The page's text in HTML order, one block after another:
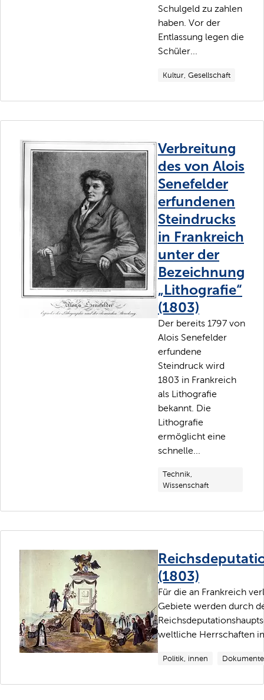
Schulgeld zu zahlen
haben. Vor der
Entlassung legen die
Schüler...
Kultur, Gesellschaft
Verbreitung
des von Alois
Senefelder
erfundenen
Steindrucks
in Frankreich
unter der
Bezeichnung
„Lithografie“
(1803)
Der bereits 1797 von
Alois Senefelder
erfundene
Steindruck wird
1803 in Frankreich
als Lithografie
bekannt. Die
Lithografie
ermöglicht eine
schnelle...
Technik,
Wissenschaft
(1803)
Für die an Frankreich
Gebiete werden durch
weltliche Herrschaften
Politik, innen Dokumente